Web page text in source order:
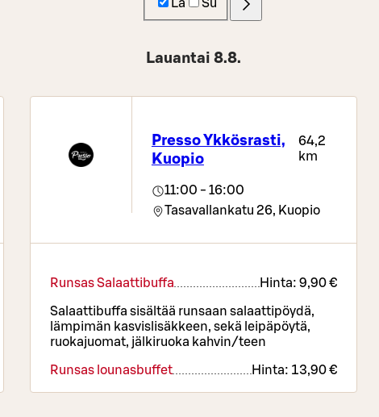
La Su
Lauantai 8.8.
Presso Ykkösrasti,
Kuopio
64,2
km
11:00 - 16:00
Tasavallankatu 26, Kuopio
Runsas Salaattibuffa Hinta: 9,90 €
Salaattibuffa sisältää runsaan salaattipöydä,
lämpimän kasvislisäkkeen, sekä leipäpöytä,
ruokajuomat, jälkiruoka kahvin/teen
Runsas lounasbuffet Hinta: 13,90 €